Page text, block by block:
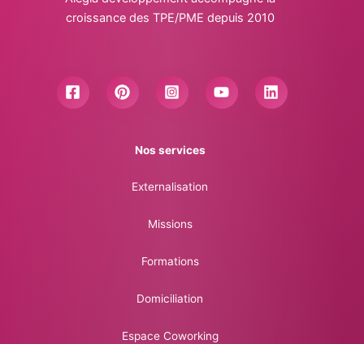
croissance des TPE/PME depuis 2010
Nos services
Externalisation
Missions
Formations
Domiciliation
Espace Coworking